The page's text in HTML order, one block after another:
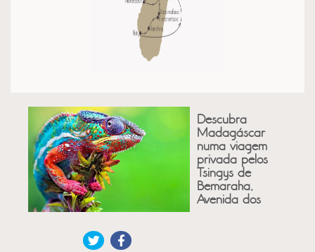
Descubra
Madagáscar
numa viagem
privada pelos
Tsingys de
Bemaraha,
Avenida dos